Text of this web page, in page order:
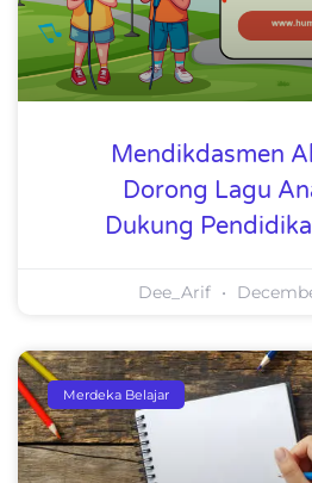
Mendikdasmen
Dorong Lagu
Dukung
Dee_Arif
Merdeka Belajar